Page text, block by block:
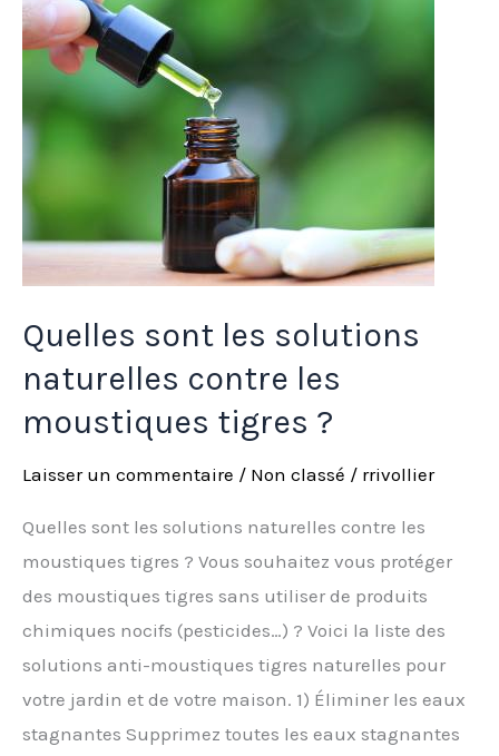
Quelles sont les solutions
naturelles contre les
moustiques tigres ?
Laisser un commentaire / Non classé / rrivollier
Quelles sont les solutions naturelles contre les
moustiques tigres ? Vous souhaitez vous protéger
des moustiques tigres sans utiliser de produits
chimiques nocifs (pesticides…) ? Voici la liste des
solutions anti-moustiques tigres naturelles pour
votre jardin et de votre maison. 1) Éliminer les eaux
stagnantes Supprimez toutes les eaux stagnantes
naturelles
contre
les
moustiques
tigres
?